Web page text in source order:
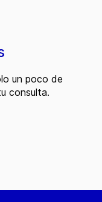
un poco de
consulta.